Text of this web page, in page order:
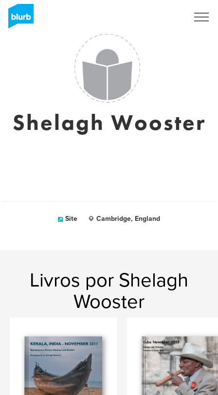
Shelagh Wooster
Site Cambridge, England
Livros por Shelagh
Wooster